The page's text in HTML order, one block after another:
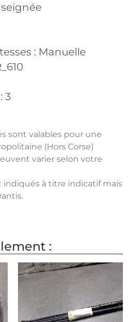
: Manuelle
3
sont valables pour une
(Hors Corse)
varier selon votre
indiqués à titre indicatif mais
: